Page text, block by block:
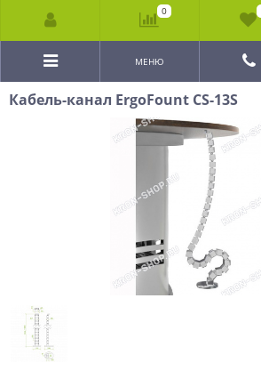
МЕНЮ
Кабель-канал ErgoFount CS-13S
0